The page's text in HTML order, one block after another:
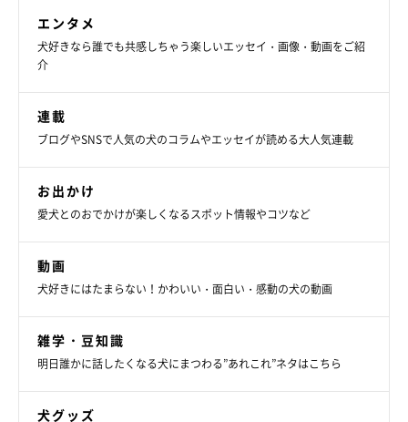
紹介するのは、X（旧Twitter）ユーザー@mini_MOZUさんが「覗か
写真提供・取材協力／
2024年6月時点の情報であり、現在と異なる場合があります。
エンタメ
犬好きなら誰でも共感しちゃう楽しいエッセイ・画像・動画をご紹
介
連載
ブログやSNSで人気の犬のコラムやエッセイが読める大人気連載
お出かけ
愛犬とのおでかけが楽しくなるスポット情報やコツなど
動画
犬好きにはたまらない！かわいい・面白い・感動の犬の動画
雑学・豆知識
明日誰かに話したくなる犬にまつわる”あれこれ”ネタはこちら
犬グッズ